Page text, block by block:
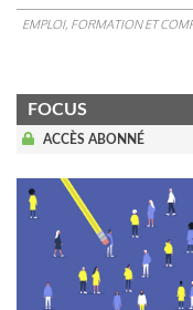
EMPLOI, FORMATION ET
FOCUS
ACCÈS ABONNÉ